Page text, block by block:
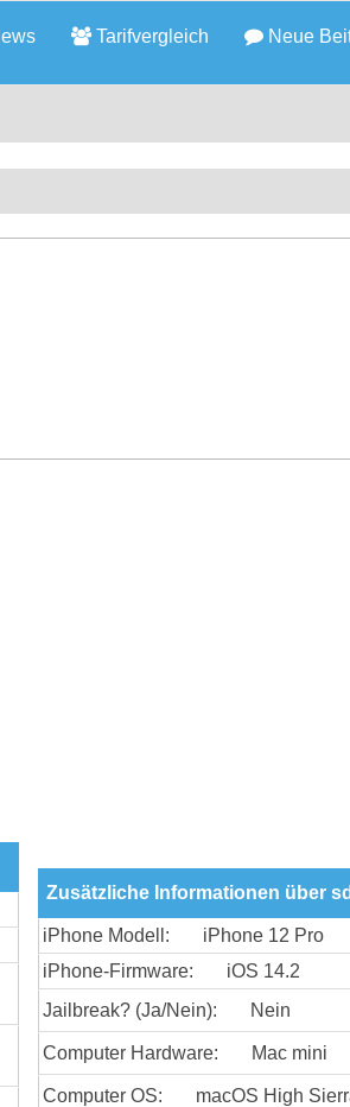
Tarifvergleich Neue
Zusätzliche Informationen über
iPhone Modell:
iPhone 12 Pro
iPhone-Firmware:
iOS 14.2
Jailbreak? (Ja/Nein):
Nein
Computer Hardware: Mac mini
Computer OS:
macOS High